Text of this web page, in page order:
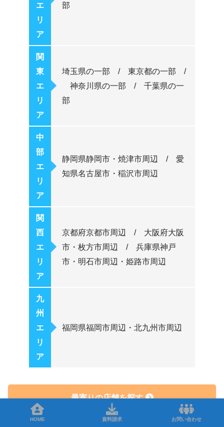
エ
リ
ア
部
関
東
エ
リ
ア
埼玉県の一部 / 東京都の一部 /
神奈川県の一部 / 千葉県の一
部
中
部
エ
リ
ア
静岡県静岡市・焼津市周辺 / 愛
知県名古屋市・稲沢市周辺
関
西
エ
リ
ア
京都府京都市周辺 / 大阪府大阪
市・枚方市周辺 / 兵庫県神戸
市・明石市周辺・姫路市周辺
九
州
エ
リ
ア
福岡県福岡市周辺・北九州市周辺
最寄りの店舗を探す
HOME 資料請求 お問い合わせ